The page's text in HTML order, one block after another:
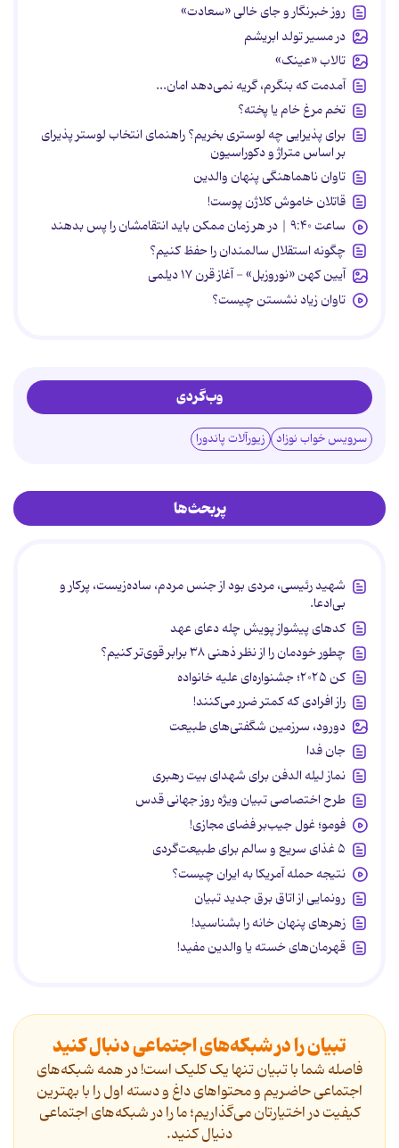
روز خبرنگار و جای خالی «سعادت»
در مسیر تولد ابریشم
تالاب «عینک»
آمدمت که بنگرم، گریه نمی‌دهد امان...
تخم مرغ خام یا پخته؟
برای پذیرایی چه لوستری بخریم؟ راهنمای انتخاب لوستر پذیرای
بر اساس متراژ و دکوراسیون
تاوان ناهماهنگی پنهان والدین
قاتلان خاموش کلاژن پوست!
ساعت ۹:۴۰ | در هر زمان ممکن باید انتقامشان را پس بدهند
چگونه استقلال سالمندان را حفظ کنیم؟
آیین کهن «نوروزبل» - آغاز قرن ۱۷ دیلمی
تاوان زیاد نشستن چیست؟
وب‌گردی
سرویس خواب نوزاد زیورآلات پاندورا
پربحث‌ها
شهید رئیسی، مردی بود از جنس مردم، ساده‌زیست، پرکار و
بی‌ادعا.
کدهای پیشواز پویش چله دعای عهد
چطور خودمان را از نظر ذهنی ۳۸ برابر قوی‌تر کنیم؟
کن ۲۰۲۵؛ جشنواره‌ای علیه خانواده
راز افرادی که کمتر ضرر می‌کنند!
دورود، سرزمین شگفتی‌های طبیعت
جان فدا
نماز لیله الدفن برای شهدای بیت رهبری
طرح اختصاصی تبیان ویژه روز جهانی قدس
فومو؛ غول جیب‌بر فضای مجازی!
۵ غذای سریع و سالم برای طبیعت‌گردی
نتیجه حمله آمریکا به ایران چیست؟
رونمایی از اتاق برق جدید تبیان
زهرهای پنهان خانه را بشناسید!
قهرمان‌های خسته یا والدین مفید!
تبیان را در شبکه‌های اجتماعی دنبال کنید
فاصله شما با تبیان تنها یک کلیک است! در همه شبکه‌های
اجتماعی حاضریم و محتواهای داغ و دسته اول را با بهترین
کیفیت در اختیارتان می‌گذاریم؛ ما را در شبکه‌های اجتماعی
دنیال کنید.